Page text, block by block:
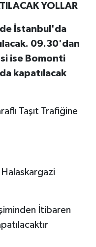
YOLLAR
de İstanbul'da
09.30'dan
ise Bomonti
kapatılacak
Taşıt Trafiğine
İtibaren